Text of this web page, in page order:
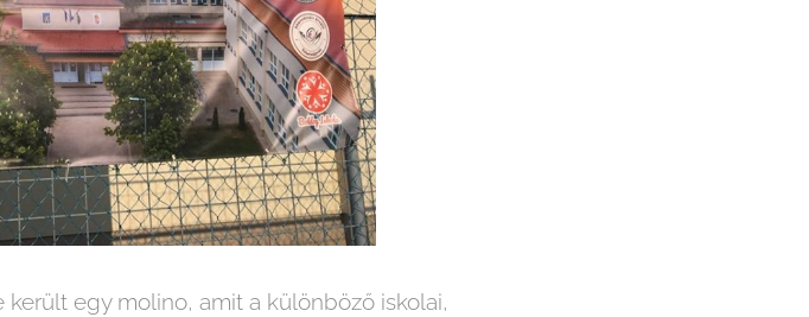
egy molino, amit a különböző iskolai,